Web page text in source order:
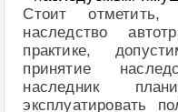
Стоит
наследство
практике,
принятие
наследник
эксплуатировать